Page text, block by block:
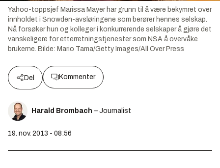
Yahoo-toppsjef Marissa Mayer har grunn til å være bekymret over
innholdet i Snowden-avsløringene som berører hennes selskap.
Nå forsøker hun og kolleger i konkurrerende selskaper å gjøre det
vanskeligere for etterretningstjenester som NSA å overvåke
brukerne. Bilde: Mario Tama/Getty Images/All Over Press
Del Kommenter
Harald Brombach – Journalist
19. nov. 2013 - 08:56